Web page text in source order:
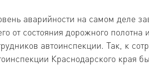
аварийности на самом деле
от состояния дорожного полотна
автоинспекции. Так, к
Краснодарского края